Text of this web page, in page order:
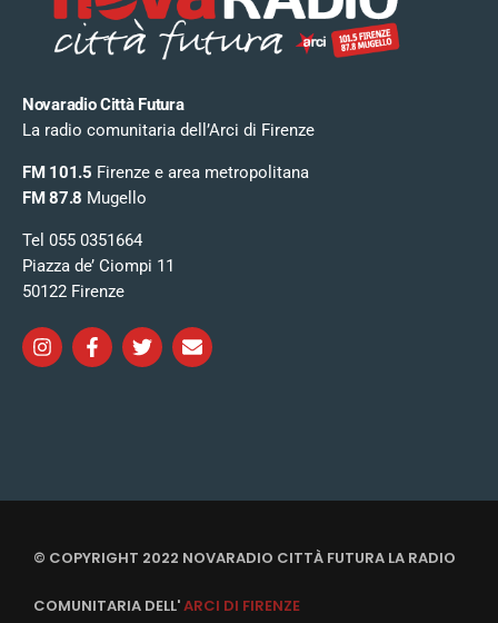
Novaradio Città Futura
La radio comunitaria dell’Arci di Firenze
FM 101.5 Firenze e area metropolitana
FM 87.8 Mugello
Tel 055 0351664
Piazza de’ Ciompi 11
50122 Firenze
© COPYRIGHT 2022 NOVARADIO CITTÀ FUTURA LA RADIO
COMUNITARIA DELL'ARCI DI FIRENZE